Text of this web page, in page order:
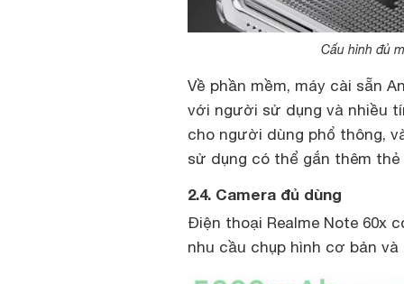
Cấu hình đủ
Về phần mềm, máy cài sẵn
với người sử dụng và nhiều
cho người dùng phổ thông,
sử dụng có thể gắn thêm
2.4. Camera đủ dùng
Điện thoại Realme Note 60x
nhu cầu chụp hình cơ bản